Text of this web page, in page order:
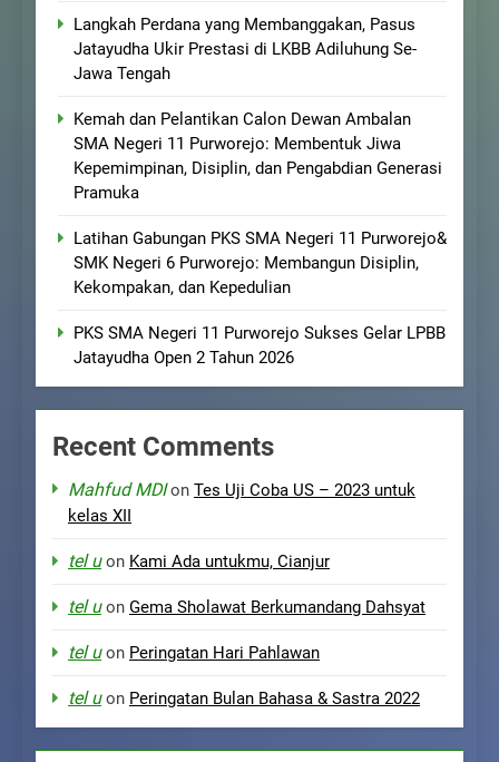
Langkah Perdana yang Membanggakan, Pasus
Jatayudha Ukir Prestasi di LKBB Adiluhung Se-
Jawa Tengah
Kemah dan Pelantikan Calon Dewan Ambalan
SMA Negeri 11 Purworejo: Membentuk Jiwa
Kepemimpinan, Disiplin, dan Pengabdian Generasi
Pramuka
Latihan Gabungan PKS SMA Negeri 11 Purworejo&
SMK Negeri 6 Purworejo: Membangun Disiplin,
Kekompakan, dan Kepedulian
PKS SMA Negeri 11 Purworejo Sukses Gelar LPBB
Jatayudha Open 2 Tahun 2026
Recent Comments
Mahfud MDIon Tes Uji Coba US – 2023 untuk
kelas XII
tel uon Kami Ada untukmu, Cianjur
tel uon Gema Sholawat Berkumandang Dahsyat
tel uon Peringatan Hari Pahlawan
tel uon Peringatan Bulan Bahasa & Sastra 2022